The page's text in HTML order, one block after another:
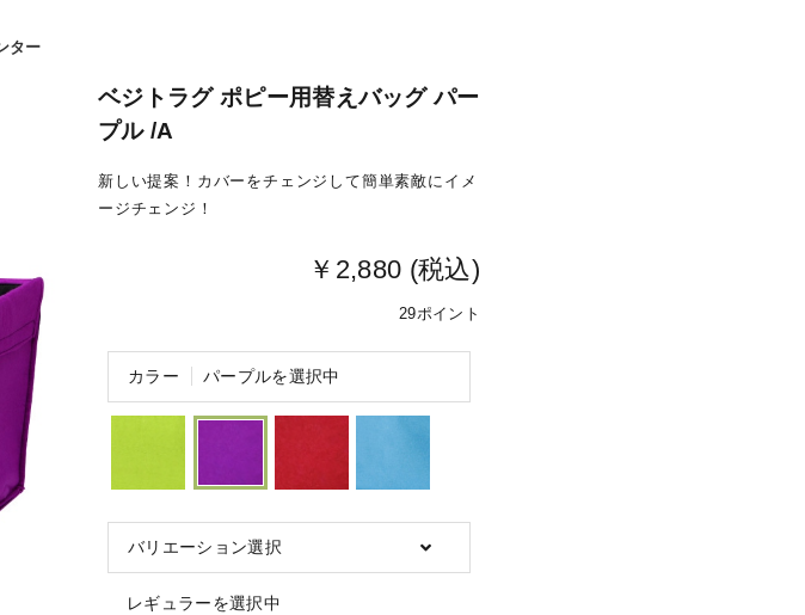
ター
ベジトラグ ポピー用替えバッグ パー
プル /A
新しい提案！カバーをチェンジして簡単素敵にイメ
ージチェンジ！
￥2,880 (税込)
29ポイント
カラー パープルを選択中
バリエーション選択
レギュラーを選択中